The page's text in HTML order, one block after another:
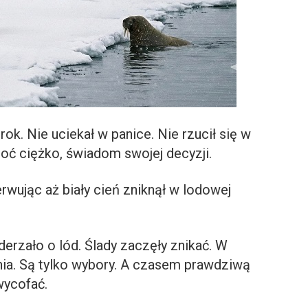
Nie uciekał w panice. Nie rzucił się w
ciężko, świadom swojej decyzji.
aż biały cień zniknął w lodowej
o lód. Ślady zaczęły znikać. W
Są tylko wybory. A czasem prawdziwą